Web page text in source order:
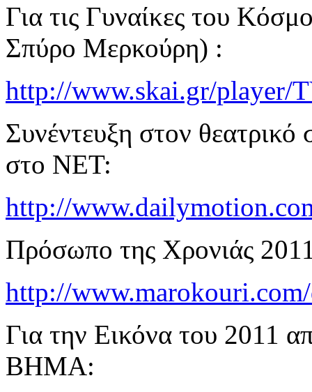
Για τις Γυναίκες του
Σπύρο Μερκούρη) :
http://www.skai.gr/player/
Συνέντευξη στον
στο ΝΕΤ:
http://
Πρόσωπο της Χρονιάς
http://
Για την Εικόνα του 2011
ΒΗΜΑ: